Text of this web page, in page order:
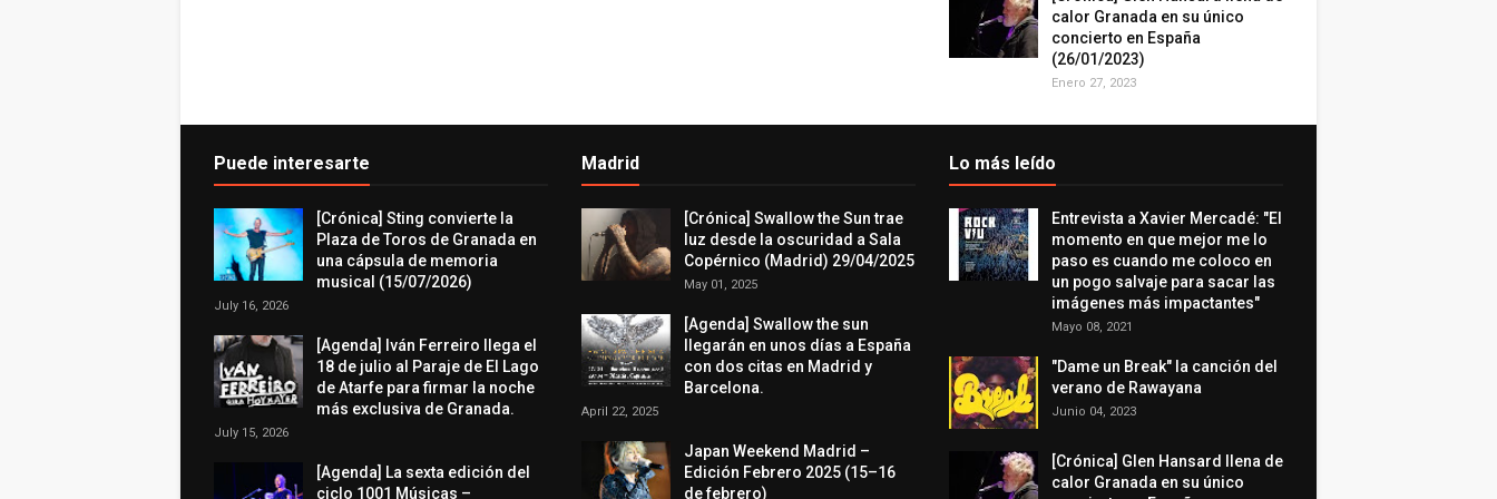
calor Granada en su único
concierto en España
(26/01/2023)
Enero 27, 2023
Puede interesarte
[Crónica] Sting convierte la
Plaza de Toros de Granada en
una cápsula de memoria
musical (15/07/2026)
July 16, 2026
[Agenda] Iván Ferreiro llega el
18 de julio al Paraje de El Lago
de Atarfe para firmar la noche
más exclusiva de Granada.
July 15, 2026
[Agenda] La sexta edición del
ciclo 1001 Músicas –
Madrid
[Crónica] Swallow the Sun trae
luz desde la oscuridad a Sala
Copérnico (Madrid) 29/04/2025
May 01, 2025
[Agenda] Swallow the sun
llegarán en unos días a España
con dos citas en Madrid y
Barcelona.
April 22, 2025
Japan Weekend Madrid –
Edición Febrero 2025 (15–16
de febrero)
Lo más leído
Entrevista a Xavier Mercadé: "El
momento en que mejor me lo
paso es cuando me coloco en
un pogo salvaje para sacar las
imágenes más impactantes"
Mayo 08, 2021
"Dame un Break" la canción del
verano de Rawayana
Junio 04, 2023
[Crónica] Glen Hansard llena de
calor Granada en su único